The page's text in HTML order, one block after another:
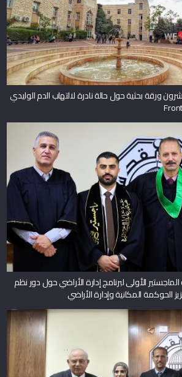
ورقة بحثية حول حالة نادرة لالتهاب الدم الوليدي
الأولى لبرنامج إدارة الأراضي حول دور نظم
الحوكمة المكانية وإدارة الأراضي